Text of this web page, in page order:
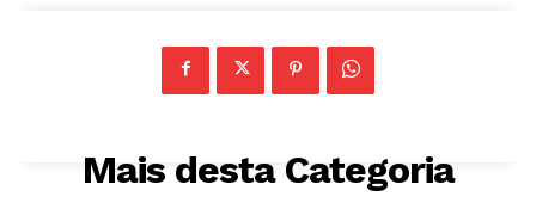
Mais desta Categoria